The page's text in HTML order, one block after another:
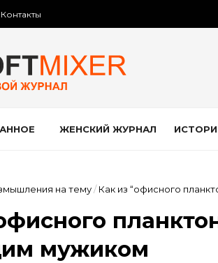
Контакты
ЖЕНСКИЙ ЖУРНАЛ
на тему/ Как из “офисного
мужиком